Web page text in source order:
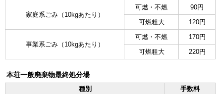
家庭系ごみ（10kgあたり）
可燃・不燃
90円
可燃粗大
120円
事業系ごみ（10kgあたり）
可燃・不燃
170円
可燃粗大
220円
本荘一般廃棄物最終処分場
種別
手数料